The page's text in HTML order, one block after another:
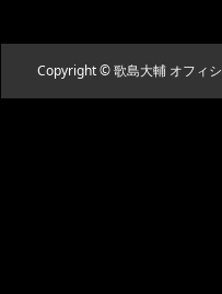
Copyright © 歌島大輔 オフィ